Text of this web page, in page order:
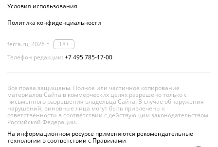
Условия использования
Политика конфиденциальности
ferra.ru, 2026 г.
18+
Телефон редакции: +7 495 785-17-00
Все права защищены. Полное или частичное копирование
материалов Сайта в коммерческих целях разрешено только с
письменного разрешения владельца Сайта. В случае обнаружения
нарушений, виновные лица могут быть привлечены к
ответственности в соответствии с действующим законодательством
Российской Федерации.
На информационном ресурсе применяются рекомендательные
технологии в соответствии с Правилами